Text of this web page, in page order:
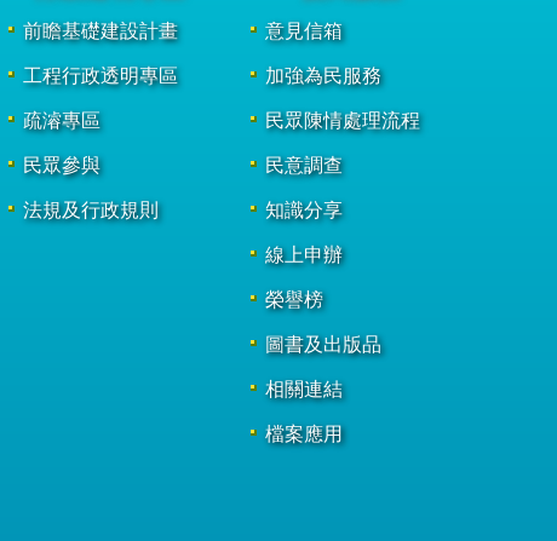
前瞻基礎建設計畫
工程行政透明專區
疏濬專區
民眾參與
法規及行政規則
意見信箱
加強為民服務
民眾陳情處理流程
民意調查
知識分享
線上申辦
榮譽榜
圖書及出版品
相關連結
檔案應用